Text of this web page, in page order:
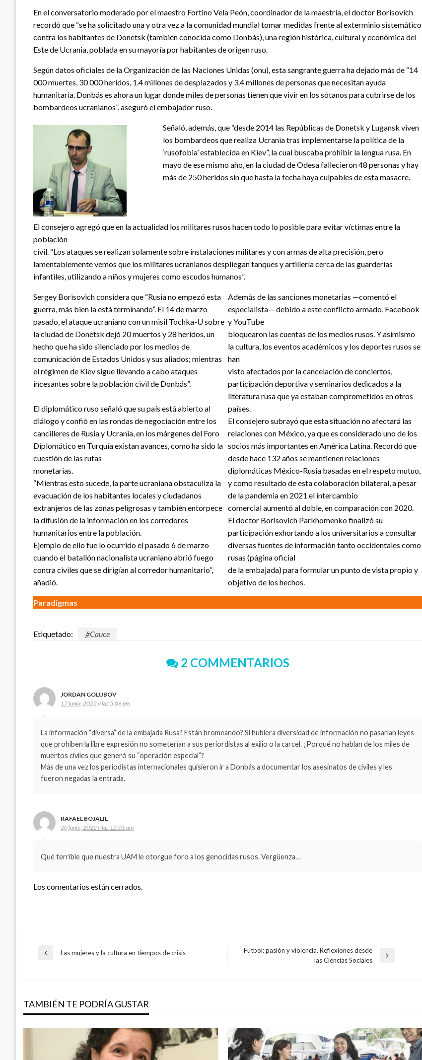
En el conversatorio moderado por el maestro Fortino Vela Peón, coordinador de la maestría, el doctor Borisovich
recordó que “se ha solicitado una y otra vez a la comunidad mundial tomar medidas frente al exterminio sistemático
contra los habitantes de Donetsk (también conocida como Donbás), una región histórica, cultural y económica del
Este de Ucrania, poblada en su mayoría por habitantes de origen ruso.
Según datos oficiales de la Organización de las Naciones Unidas (onu), esta sangrante guerra ha dejado más de “14
000 muertes, 30 000 heridos, 1.4 millones de desplazados y 3.4 millones de personas que necesitan ayuda
humanitaria. Donbás es ahora un lugar donde miles de personas tienen que vivir en los sótanos para cubrirse de los
bombardeos ucranianos”, aseguró el embajador ruso.
Señaló, además, que “desde 2014 las Repúblicas de Donetsk y Lugansk viven
los bombardeos que realiza Ucrania tras implementarse la política de la
‘rusofobia’ establecida en Kiev”, la cual buscaba prohibir la lengua rusa. En
mayo de ese mismo año, en la ciudad de Odesa fallecieron 48 personas y hay
más de 250 heridos sin que hasta la fecha haya culpables de esta masacre.
El consejero agregó que en la actualidad los militares rusos hacen todo lo posible para evitar víctimas entre la
población
civil. “Los ataques se realizan solamente sobre instalaciones militares y con armas de alta precisión, pero
lamentablemente vemos que los militares ucranianos despliegan tanques y artillería cerca de las guarderías
infantiles, utilizando a niños y mujeres como escudos humanos”.
Sergey Borisovich considera que “Rusia no empezó esta
guerra, más bien la está terminando”. El 14 de marzo
pasado, el ataque ucraniano con un misil Tochka-U sobre
la ciudad de Donetsk dejó 20 muertos y 28 heridos, un
hecho que ha sido silenciado por los medios de
comunicación de Estados Unidos y sus aliados; mientras
el régimen de Kiev sigue llevando a cabo ataques
incesantes sobre la población civil de Donbás”.
El diplomático ruso señaló que su país está abierto al
diálogo y confió en las rondas de negociación entre los
cancilleres de Rusia y Ucrania, en los márgenes del Foro
Diplomático en Turquía existan avances, como ha sido la
cuestión de las rutas
monetarias.
“Mientras esto sucede, la parte ucraniana obstaculiza la
evacuación de los habitantes locales y ciudadanos
extranjeros de las zonas peligrosas y también entorpece
la difusión de la información en los corredores
humanitarios entre la población.
Ejemplo de ello fue lo ocurrido el pasado 6 de marzo
cuando el batallón nacionalista ucraniano abrió fuego
contra civiles que se dirigían al corredor humanitario”,
añadió.
Además de las sanciones monetarias —comentó el
especialista— debido a este conflicto armado, Facebook
y YouTube
bloquearon las cuentas de los medios rusos. Y asimismo
la cultura, los eventos académicos y los deportes rusos se
han
visto afectados por la cancelación de conciertos,
participación deportiva y seminarios dedicados a la
literatura rusa que ya estaban comprometidos en otros
países.
El consejero subrayó que esta situación no afectará las
relaciones con México, ya que es considerado uno de los
socios más importantes en América Latina. Recordó que
desde hace 132 años se mantienen relaciones
diplomáticas México-Rusia basadas en el respeto mutuo,
y como resultado de esta colaboración bilateral, a pesar
de la pandemia en 2021 el intercambio
comercial aumentó al doble, en comparación con 2020.
El doctor Borisovich Parkhomenko finalizó su
participación exhortando a los universitarios a consultar
diversas fuentes de información tanto occidentales como
rusas (página oficial
de la embajada) para formular un punto de vista propio y
objetivo de los hechos.
Paradigmas
Etiquetado: #Cauce
2 COMMENTARIOS
JORDAN GOLUBOV
17 junio, 2022 a las 5:06 pm
La información “diversa” de la embajada Rusa? Están bromeando? Si hubiera diversidad de información no pasarían leyes
que prohíben la libre expresión no someterían a sus periordistas al exilio o la carcel. ¿Porqué no hablan de los miles de
muertos civiles que generó su “operación especial”?
Más de una vez los periodistas internacionales quisieron ir a Donbás a documentar los asesinatos de civiles y les
fueron negadas la entrada.
RAFAEL BOJALIL
20 junio, 2022 a las 12:01 am
Qué terrible que nuestra UAM le otorgue foro a los genocidas rusos. Vergüenza…
Los comentarios están cerrados.
Navegación
entradas
Entrada
Las mujeres y la cultura en tiempos de crisis
Fútbol: pasión y violencia. Reflexiones desde
las Ciencias Sociales
TAMBIÉN TE PODRÍA GUSTAR